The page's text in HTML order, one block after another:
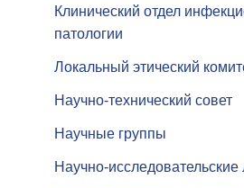
Клинический отдел
патологии
Локальный этический
Научно-технический совет
Научные группы
Научно-исследовательские